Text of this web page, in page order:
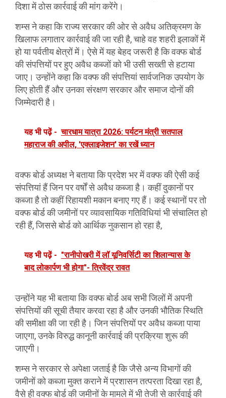
दिशा में ठोस कार्रवाई की मांग करेंगे।
शम्स ने कहा कि राज्य सरकार की ओर से अवैध अतिक्रमण के
खिलाफ लगातार कार्रवाई की जा रही है, चाहे वह शहरी इलाकों में
हो या पर्वतीय क्षेत्रों में। ऐसे में यह बेहद जरूरी है कि वक्फ बोर्ड
की संपत्तियों पर हुए अवैध कब्जों को भी उसी सख्ती से हटाया
जाए। उन्होंने कहा कि वक्फ की संपत्तियां सार्वजनिक उपयोग के
लिए होती हैं और उनका संरक्षण सरकार और समाज दोनों की
जिम्मेदारी है।
यह भी पढ़ें - चारधाम यात्रा 2026: पर्यटन मंत्री सतपाल
महाराज की अपील, 'एक्लाइजेशन' का रखें ध्यान
वक्फ बोर्ड अध्यक्ष ने बताया कि प्रदेश भर में वक्फ की ऐसी कई
संपत्तियां हैं जिन पर वर्षों से अवैध कब्जा है। कहीं दुकानों पर
कब्जा है तो कहीं रिहायशी मकान बनाए गए हैं। कई स्थानों पर तो
वक्फ बोर्ड की जमीनों पर व्यावसायिक गतिविधियां भी संचालित हो
रही हैं, जिससे बोर्ड को आर्थिक नुकसान हो रहा है,
यह भी पढ़ें - "रानीपोखरी में लॉ यूनिवर्सिटी का शिलान्यास के
बाद लोकार्पण भी होगा"- त्रिवेंद्र रावत
उन्होंने यह भी बताया कि वक्फ बोर्ड अब सभी जिलों में अपनी
संपत्तियों की सूची तैयार करवा रहा है और उनकी भौतिक स्थिति
की समीक्षा की जा रही है। जिन संपत्तियों पर अवैध कब्जा पाया
जाएगा, उनके विरुद्ध कानूनी कार्रवाई की प्रक्रिया शुरू की
जाएगी।
शम्स ने सरकार से अपेक्षा जताई है कि जैसे अन्य विभागों की
जमीनों को कब्जा मुक्त कराने में प्रशासन तत्परता दिखा रहा है,
वैसे ही वक्फ बोर्ड की जमीनों के मामले में भी तेजी से कार्रवाई की